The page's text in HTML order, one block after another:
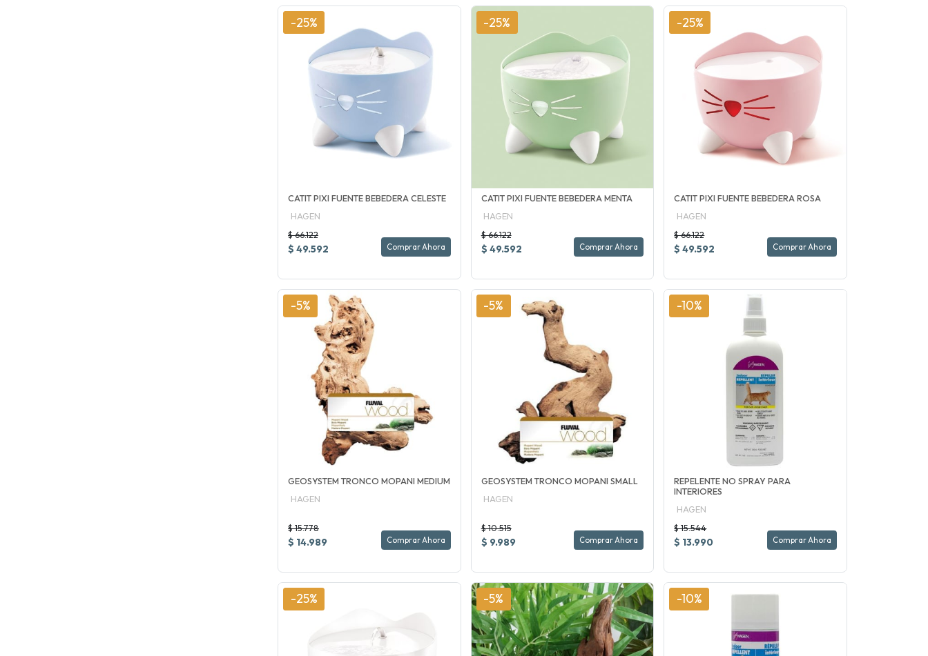
-25%
CATIT PIXI FUENTE BEBEDERA CELESTE
HAGEN
$ 66.122
$ 49.592 Comprar Ahora
-25%
CATIT PIXI FUENTE BEBEDERA MENTA
HAGEN
$ 66.122
$ 49.592 Comprar Ahora
-25%
CATIT PIXI FUENTE BEBEDERA ROSA
HAGEN
$ 66.122
$ 49.592 Comprar Ahora
-5%
GEOSYSTEM TRONCO MOPANI MEDIUM
HAGEN
$ 15.778
$ 14.989 Comprar Ahora
-5%
GEOSYSTEM TRONCO MOPANI SMALL
HAGEN
$ 10.515
$ 9.989 Comprar Ahora
-10%
REPELENTE NO SPRAY PARA
INTERIORES
HAGEN
$ 15.544
$ 13.990 Comprar Ahora
-25% -5% -10%